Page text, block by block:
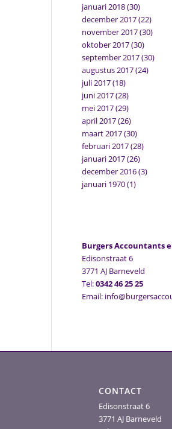
januari 2018(30)
december 2017(22)
november 2017(30)
oktober 2017(30)
september 2017(30)
augustus 2017(24)
juli 2017(18)
juni 2017(28)
mei 2017(29)
april 2017(26)
maart 2017(30)
februari 2017(28)
januari 2017(26)
december 2016(3)
januari 1970(1)
Burgers Accountants
Edisonstraat 6
3771 AJ Barneveld
Tel:0342 46 25 25
Email:
CONTACT
Edisonstraat 6
3771 AJ Barneveld